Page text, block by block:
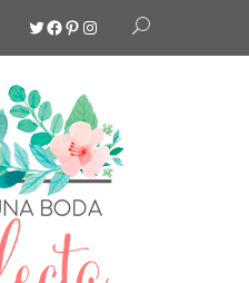
Twitter
Facebook
Pinterest
Instagram